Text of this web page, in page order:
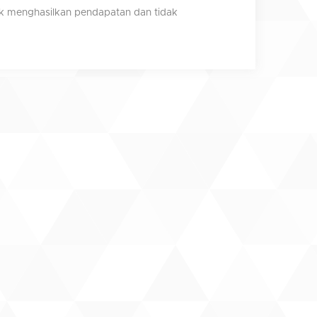
menghasilkan pendapatan dan tidak